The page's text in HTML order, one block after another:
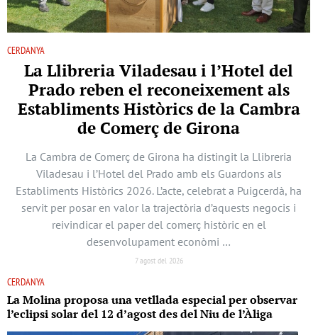
CERDANYA
La Llibreria Viladesau i l’Hotel del
Prado reben el reconeixement als
Establiments Històrics de la Cambra
de Comerç de Girona
La Cambra de Comerç de Girona ha distingit la Llibreria
Viladesau i l’Hotel del Prado amb els Guardons als
Establiments Històrics 2026. L’acte, celebrat a Puigcerdà, ha
servit per posar en valor la trajectòria d’aquests negocis i
reivindicar el paper del comerç històric en el
desenvolupament econòmi …
7 agost del 2026
CERDANYA
La Molina proposa una vetllada especial per observar
l’eclipsi solar del 12 d’agost des del Niu de l’Àliga